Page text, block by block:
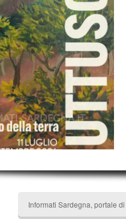
Informati Sardegna, portale